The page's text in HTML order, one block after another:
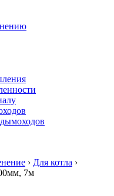
› Для котла ›
7м